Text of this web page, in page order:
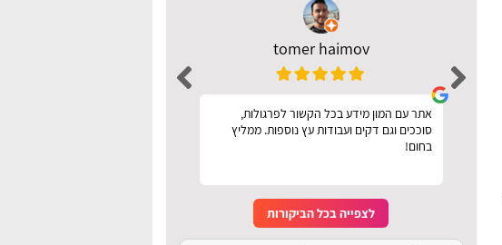
tomer haimov
אתר עם המון מידע בכל הקשור לפרגולות,
סוככים וגם דקים ועבודות עץ נוספות. ממליץ
בחום!
לצפייה בכל הביקורות